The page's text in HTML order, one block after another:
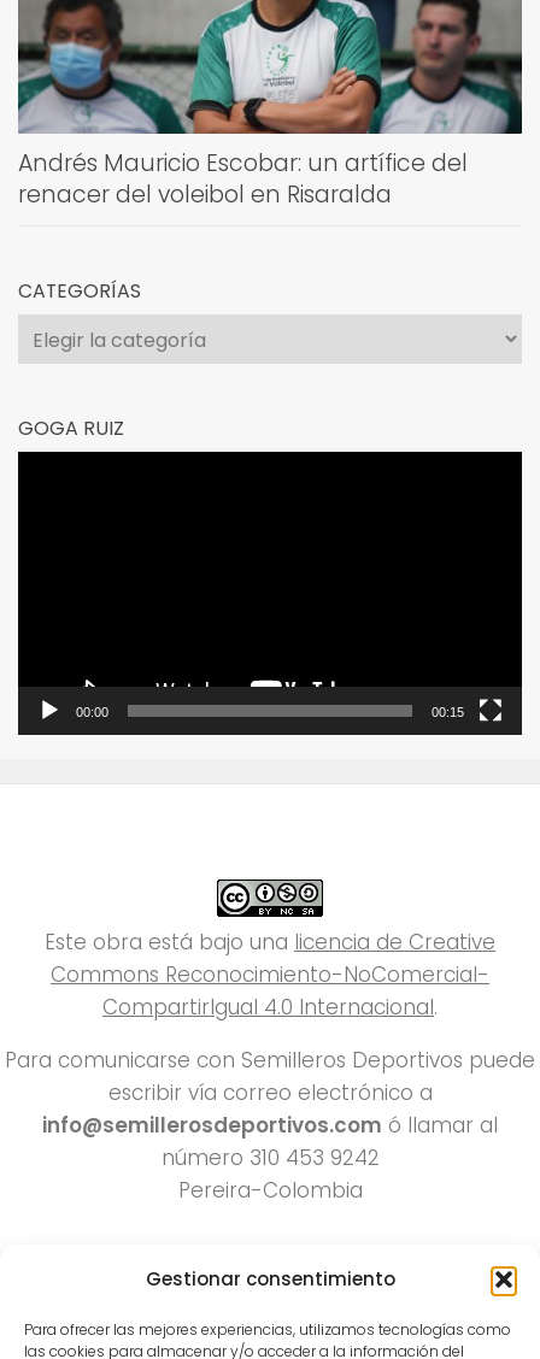
Gestionar consentimiento
Para ofrecer las mejores experiencias, utilizamos tecnologías como
las cookies para almacenar y/o acceder a la información del
Andrés Mauricio Escobar: un artífice del
renacer del voleibol en Risaralda
CATEGORÍAS
Categorías
GOGA RUIZ
00:00 00:15
Este obra está bajo una licencia de Creative
Commons Reconocimiento-NoComercial-
CompartirIgual 4.0 Internacional.
Para comunicarse con Semilleros Deportivos puede
escribir vía correo electrónico a
info@semillerosdeportivos.com ó llamar al
número 310 453 9242
Pereira-Colombia